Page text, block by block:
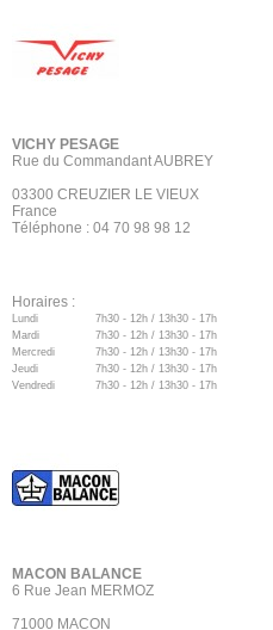
VICHY PESAGE
Rue du Commandant AUBREY
03300 CREUZIER LE VIEUX
France
Téléphone : 04 70 98 98 12
Horaires :
Lundi
7h30 - 12h / 13h30 - 17h
Mardi
7h30 - 12h / 13h30 - 17h
Mercredi
7h30 - 12h / 13h30 - 17h
Jeudi
7h30 - 12h / 13h30 - 17h
Vendredi
7h30 - 12h / 13h30 - 17h
MACON BALANCE
6 Rue Jean MERMOZ
71000 MACON